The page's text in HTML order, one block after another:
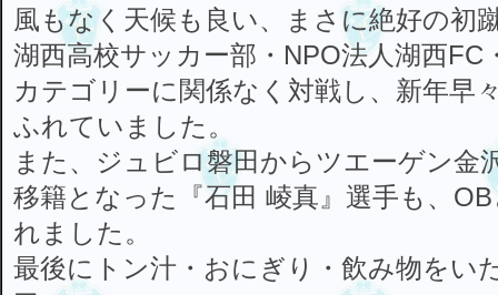
風もなく天候も良い、まさに絶好の初
湖西高校サッカー部・NPO法人湖西FC
カテゴリーに関係なく対戦し、新年早
ふれていました。
また、ジュビロ磐田からツエーゲン金
移籍となった『石田 崚真』選手も、
れました。
最後にトン汁・おにぎり・飲み物をい